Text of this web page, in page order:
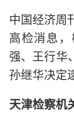
中国经济周
高检消息
强、王行华
孙继华决定
天津检察机